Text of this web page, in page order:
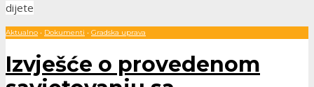
dijete
Aktualno • Dokumenti • Gradska uprava
Izvješće o provedenom